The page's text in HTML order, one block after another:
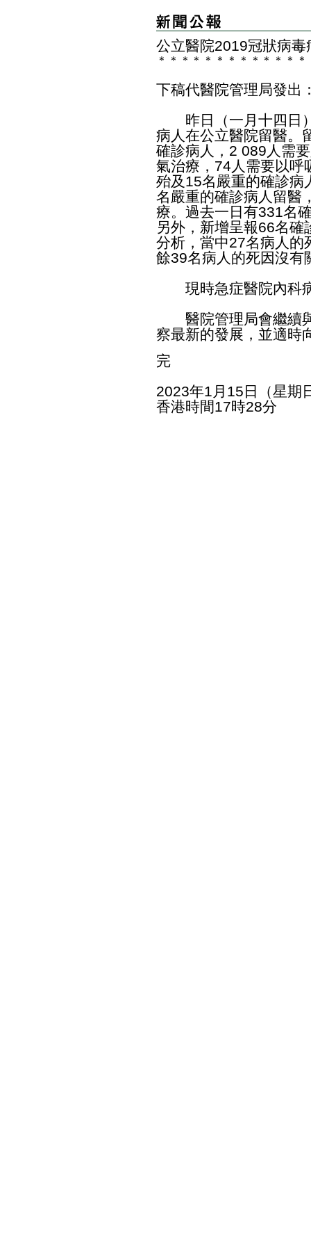
公立醫院2019冠狀病毒
＊ ＊ ＊ ＊ ＊ ＊ ＊ ＊ ＊ ＊ ＊ ＊ ＊
下稿代醫院管理局發出
昨日（一月十四日）
病人在公立醫院留醫。
確診病人，2 089人需
氣治療，74人需要以呼
殆及15名嚴重的確診病
名嚴重的確診病人留醫
療。過去一日有331名
另外，新增呈報66名
分析，當中27名病人的
餘39名病人的死因沒有
現時急症醫院內科
醫院管理局會繼續與
察最新的發展，並適時
完
2023年1月15日（星期
香港時間17時28分